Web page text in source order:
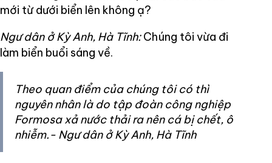
mới từ dưới biển lên không ạ?
Ngư dân ở Kỳ Anh, Hà Tĩnh:Chúng tôi vừa đi
làm biển buổi sáng về.
Theo quan điểm của chúng tôi có thì
nguyên nhân là do tập đoàn công nghiệp
Formosa xả nước thải ra nên cá bị chết, ô
nhiễm.- Ngư dân ở Kỳ Anh, Hà Tĩnh